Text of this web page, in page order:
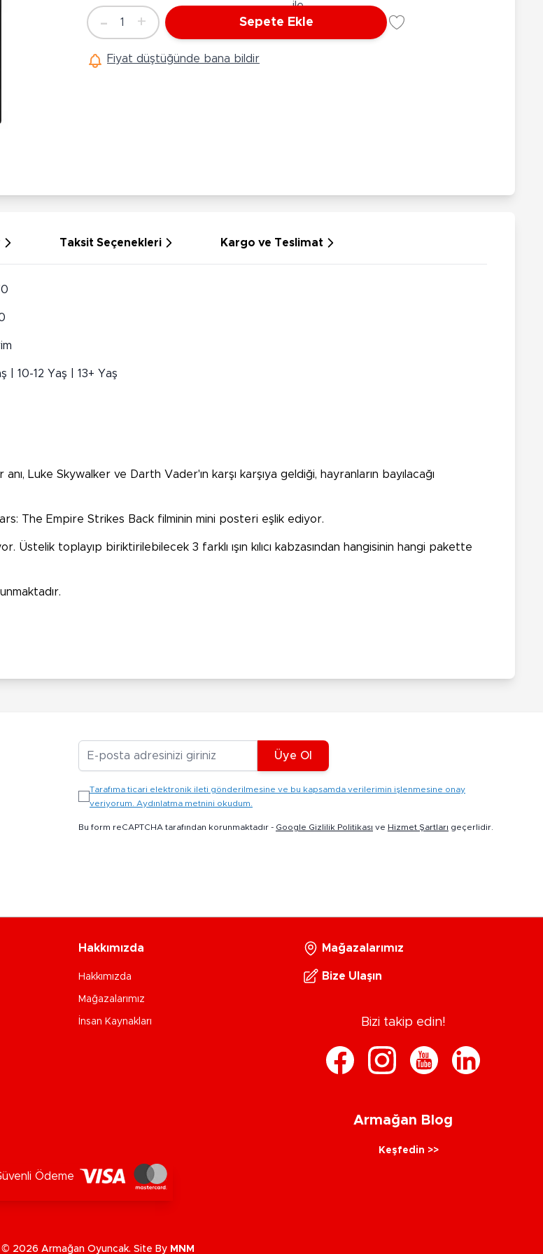
Anne Bebek Oyuncakları
Aktivite Masaları
Bebek Araç Gereçleri
Ürünleri
Kaykay - Paten - Scooter
Bin Git Araçlar
Çeşitli Peluşlar
Adet
- 1 + Sepete Ekle
Fiyat düştüğünde bana bildir
Taksit Seçenekleri Kargo ve Teslimat
| 10-12 Yaş | 13+ Yaş
Luke Skywalker ve Darth Vader'ın karşı karşıya geldiği, hayranların bayılacağı
The Empire Strikes Back filminin mini posteri eşlik ediyor.
Üstelik toplayıp biriktirilebilecek 3 farklı ışın kılıcı kabzasından hangisinin hangi pakette
Üye Ol
Tarafıma ticari elektronik ileti gönderilmesine ve bu kapsamda verilerimin işlenmesine onay
veriyorum. Aydınlatma metnini okudum.
Bu form reCAPTCHA tarafından korunmaktadır - Google Gizlilik Politikası ve Hizmet Şartları geçerlidir.
Hakkımızda
Hakkımızda
Mağazalarımız
İnsan Kaynakları
Mağazalarımız
Bize Ulaşın
Bizi takip edin!
Armağan Blog
Keşfedin >>
Ödeme
2026 Armağan Oyuncak. Site By MNM